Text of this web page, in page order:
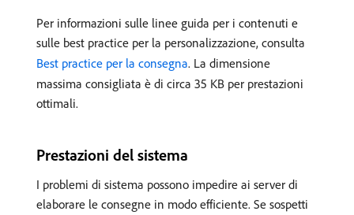
Per informazioni sulle linee guida per i contenuti e
sulle best practice per la personalizzazione, consulta
Best practice per la consegna. La dimensione
massima consigliata è di circa 35 KB per prestazioni
ottimali.
Prestazioni del sistema
I problemi di sistema possono impedire ai server di
elaborare le consegne in modo efficiente. Se sospetti